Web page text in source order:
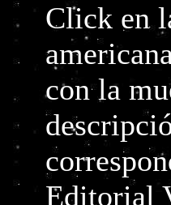
Click en
con la
Editorial